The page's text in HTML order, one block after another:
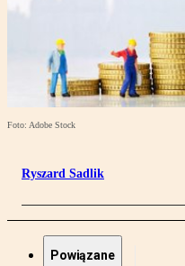
Foto: Adobe Stock
Ryszard Sadlik
Powiązane